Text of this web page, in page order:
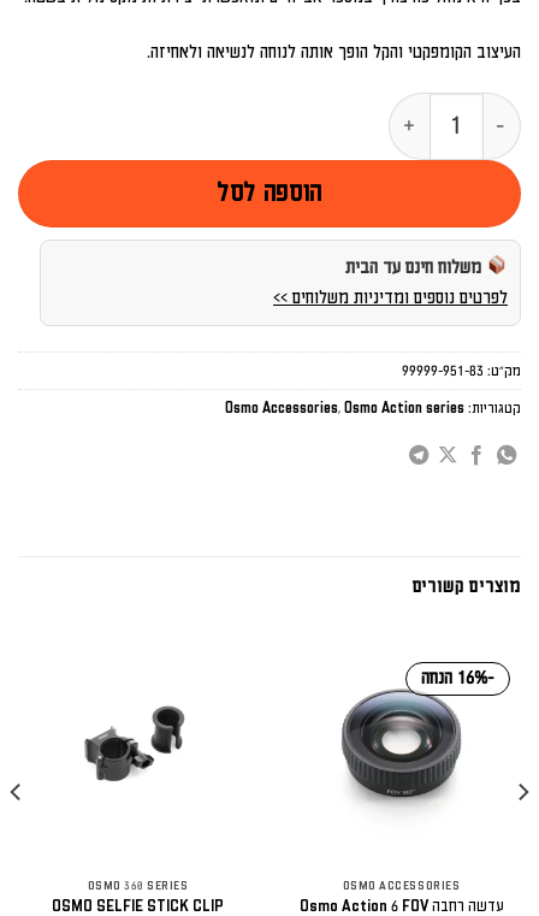
העיצוב הקומפקטי והקל הופך אותה לנוחה לנשיאה ולאחיזה.
כמות של Osmo Action Multifunctional Charging Handle
הוספה לסל
משלוח חינם עד הבית
לפרטים נוספים ומדיניות משלוחים >>
מק"ט: 99999-951-83
קטגוריות: Osmo Accessories, Osmo Action series
מוצרים קשורים
-16% הנחה
OSMO ACCESSORIES
עדשה רחבה Osmo Action 6 FOV
OSMO 360 SERIES
OSMO SELFIE STICK CLIP